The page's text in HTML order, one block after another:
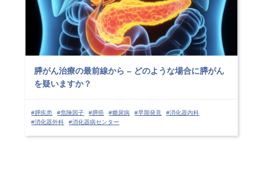
膵がん治療の最前線から – どのような場合に膵がん
を疑いますか？
#膵疾患 #危険因子 #膵癌 #糖尿病 #早期発見
#消化器内科
#消化器外科
#消化器病センター